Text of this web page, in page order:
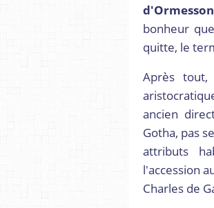
d'Ormesson
bonheur
quitte, le
Après tout,
ancien
Gotha, pas
attributs
l'accession
Charles de